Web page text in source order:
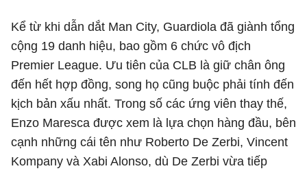
Kể từ khi dẫn dắt Man City, Guardiola đã giành tổng
cộng 19 danh hiệu, bao gồm 6 chức vô địch
Premier League. Ưu tiên của CLB là giữ chân ông
đến hết hợp đồng, song họ cũng buộc phải tính đến
kịch bản xấu nhất. Trong số các ứng viên thay thế,
Enzo Maresca được xem là lựa chọn hàng đầu, bên
cạnh những cái tên như Roberto De Zerbi, Vincent
Kompany và Xabi Alonso, dù De Zerbi vừa tiếp